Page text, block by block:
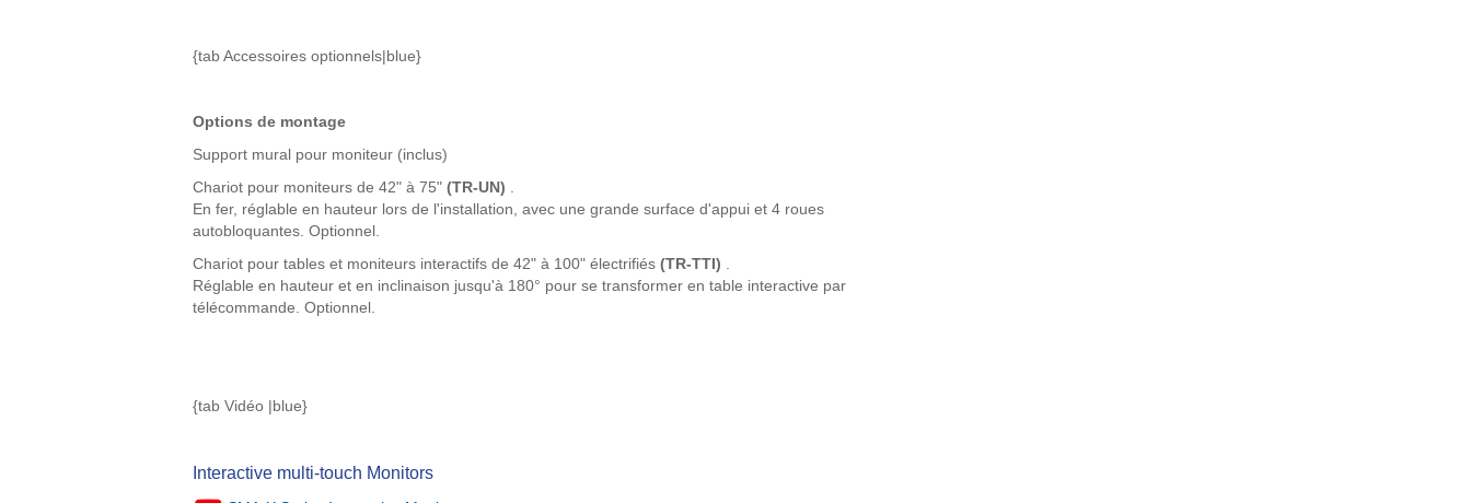
{tab Accessoires optionnels|blue}
Options de montage
Support mural pour moniteur (inclus)
Chariot pour moniteurs de 42" à 75"(TR-UN)
En fer, réglable en hauteur lors de l'installation, avec une grande surface d'appui et 4 roues
autobloquantes. Optionnel.
Chariot pour tables et moniteurs interactifs de 42" à 100" électrifiés(TR-TTI)
Réglable en hauteur et en inclinaison jusqu'à 180° pour se transformer en table interactive par
télécommande. Optionnel.
{tab Vidéo |blue}
Interactive multi-touch Monitors